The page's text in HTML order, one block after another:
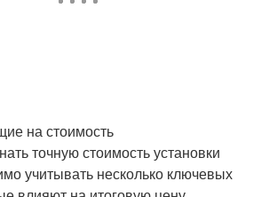
на стоимость
точную стоимость установки
учитывать несколько ключевых